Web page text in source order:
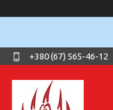
+380 (67) 565-46-12